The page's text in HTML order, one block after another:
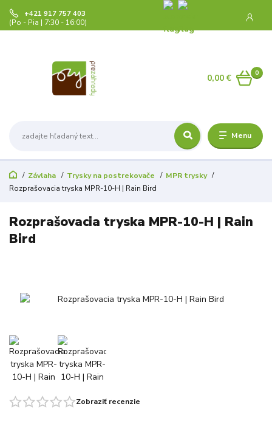
Menu
+421 917 757 403
(Po - Pia | 7:30 - 16:00)
0
0,00 €
Závlaha Trysky na postrekovače
MPR trysky
Rozprašovacia tryska MPR-10-H | Rain Bird
Rozprašovacia tryska MPR-10-H | Rain
Bird
Zobraziť recenzie